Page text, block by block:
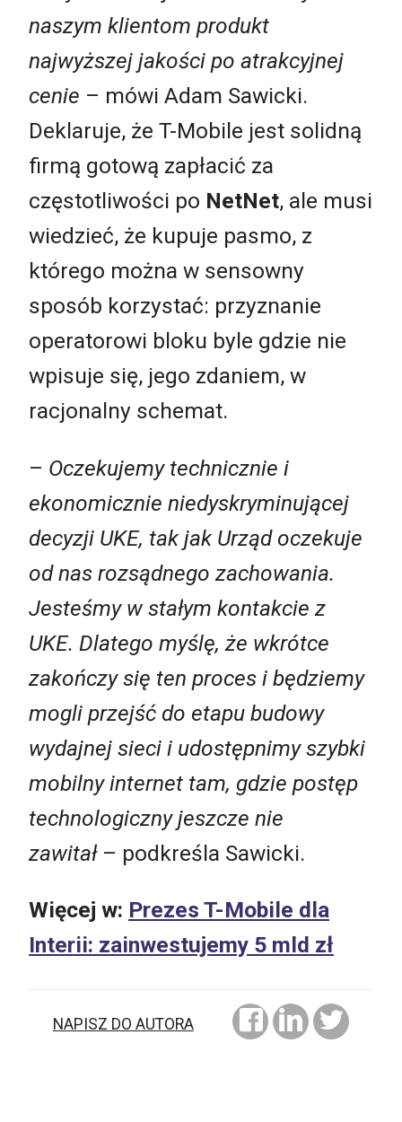
naszym klientom produkt
najwyższej jakości po atrakcyjnej
cenie – mówi Adam Sawicki.
Deklaruje, że T-Mobile jest solidną
firmą gotową zapłacić za
częstotliwości po NetNet, ale musi
wiedzieć, że kupuje pasmo, z
którego można w sensowny
sposób korzystać: przyznanie
operatorowi bloku byle gdzie nie
wpisuje się, jego zdaniem, w
racjonalny schemat.
– Oczekujemy technicznie i
ekonomicznie niedyskryminującej
decyzji UKE, tak jak Urząd oczekuje
od nas rozsądnego zachowania.
Jesteśmy w stałym kontakcie z
UKE. Dlatego myślę, że wkrótce
zakończy się ten proces i będziemy
mogli przejść do etapu budowy
wydajnej sieci i udostępnimy szybki
mobilny internet tam, gdzie postęp
technologiczny jeszcze nie
zawitał– podkreśla Sawicki.
Więcej w: Prezes T-Mobile dla
Interii: zainwestujemy 5 mld zł
NAPISZ DO AUTORA